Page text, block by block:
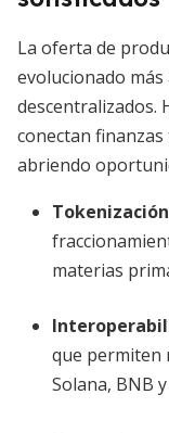
La oferta de
evolucionado
descentralizados.
conectan
abriendo
materias
que permiten
Solana, BNB